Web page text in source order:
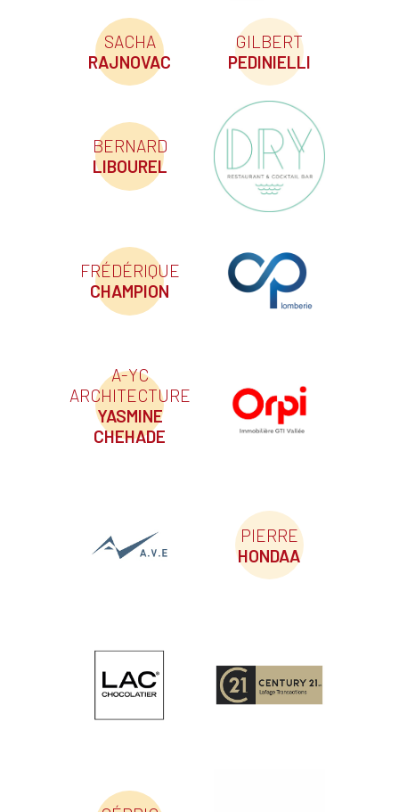
SACHA
RAJNOVAC
GILBERT
PEDINIELLI
BERNARD
LIBOUREL
FRÉDÉRIQUE
CHAMPION
A-YC
ARCHITECTURE
YASMINE
CHEHADE
PIERRE
HONDAA